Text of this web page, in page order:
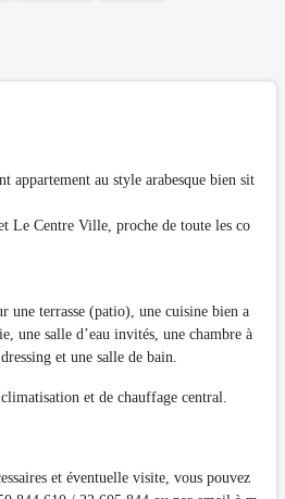
appartement au style arabesque bien sit
Le Centre Ville, proche de toute les co
une terrasse (patio), une cuisine bien a
une salle d’eau invités, une chambre à
et une salle de bain.
et de chauffage central.
et éventuelle visite, vous pouvez